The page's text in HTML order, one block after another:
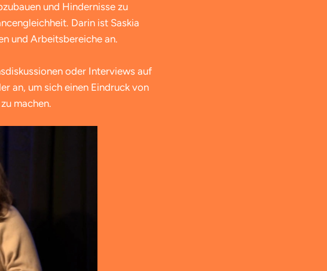
und Hindernisse zu
Darin ist Saskia
und Arbeitsbereiche an.
oder Interviews auf
an, um sich einen Eindruck von
machen.